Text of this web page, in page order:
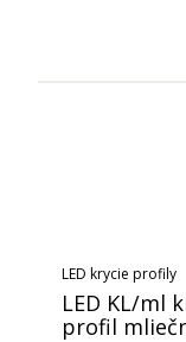
LED krycie profily
LED KL/ml
profil